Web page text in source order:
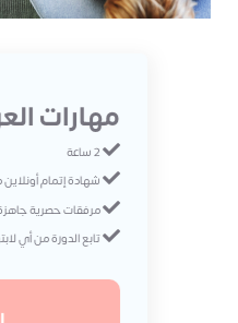
مهارات
2 ساعة
شهادة إتمام
مرفقات حصرية
تابع الدورة من أي